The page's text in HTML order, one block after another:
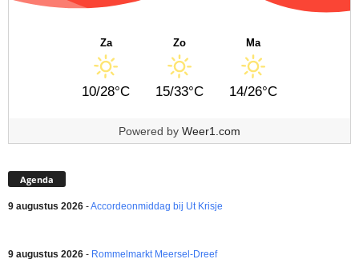
Za
10/28°C
Zo
15/33°C
Ma
14/26°C
Powered by Weer1.com
Agenda
9 augustus 2026 -Accordeonmiddag bij Ut Krisje
9 augustus 2026 - Rommelmarkt Meersel-Dreef